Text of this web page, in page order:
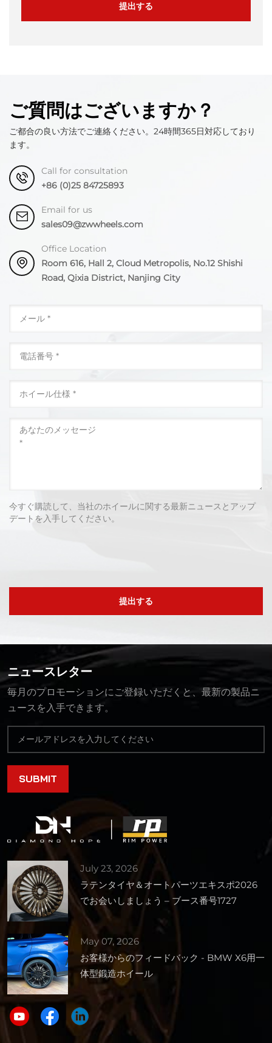
提出する
ご質問はございますか？
ご都合の良い方法でご連絡ください。24時間365日対応しており
ます。
Call for consultation
+86 (0)25 84725893
Email for us
sales09@zwwheels.com
Office Location
Room 616, Hall 2, Cloud Metropolis, No.12 Shishi
Road, Qixia District, Nanjing City
今すぐ購読して、当社のホイールに関する最新ニュースとアップ
デートを入手してください。
提出する
ニュースレター
毎月のプロモーションにご登録いただくと、最新の製品ニ
ュースを入手できます。
July 23, 2026
ラテンタイヤ＆オートパーツエキスポ2026
でお会いしましょう – ブース番号1727
May 07, 2026
お客様からのフィードバック - BMW X6用一
体型鍛造ホイール